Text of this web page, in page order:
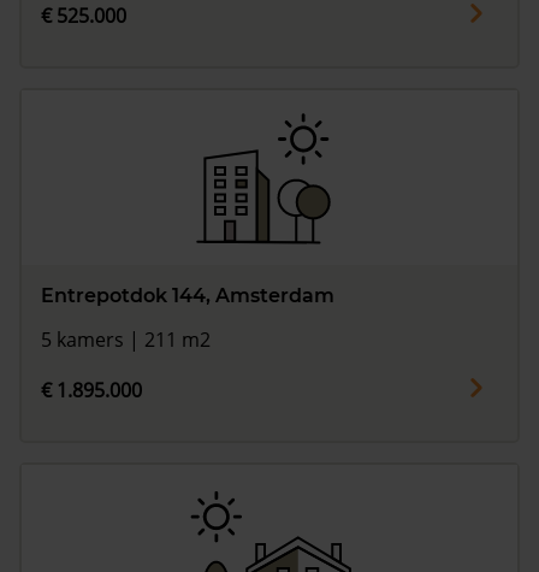
€ 525.000
Entrepotdok 144, Amsterdam
5 kamers | 211 m2
€ 1.895.000